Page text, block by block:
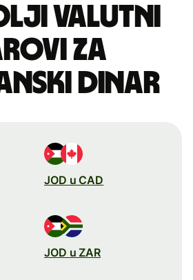
valutni
za
dinar
JOD u CAD
JOD u ZAR